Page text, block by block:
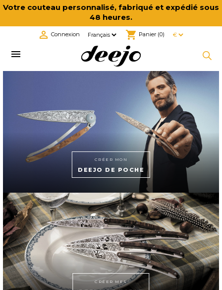
Votre couteau personnalisé, fabriqué et expédié sous
48 heures.
shopping_cart Panier (0)
 Connexion

CRÉER MON
DEEJO DE POCHE
CRÉER MES